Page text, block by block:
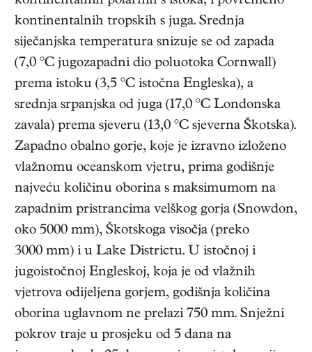
kontinentalnih tropskih s juga. Srednja
siječanjska temperatura snizuje se od zapada
(7,0 °C jugozapadni dio poluotoka Cornwall)
prema istoku (3,5 °C istočna Engleska), a
srednja srpanjska od juga (17,0 °C Londonska
zavala) prema sjeveru (13,0 °C sjeverna Škotska).
Zapadno obalno gorje, koje je izravno izloženo
vlažnomu oceanskom vjetru, prima godišnje
najveću količinu oborina s maksimumom na
zapadnim pristrancima velškog gorja (Snowdon,
oko 5000 mm), Škotskoga visočja (preko
3000 mm) i u Lake Districtu. U istočnoj i
jugoistočnoj Engleskoj, koja je od vlažnih
vjetrova odijeljena gorjem, godišnja količina
oborina uglavnom ne prelazi 750 mm. Snježni
pokrov traje u prosjeku od 5 dana na